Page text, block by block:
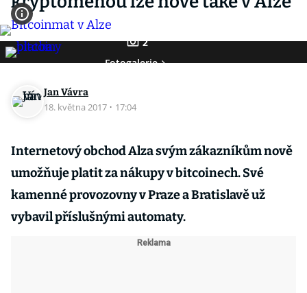
2
Fotogalerie
Jan Vávra
18. května 2017 · 17:04
Internetový obchod Alza svým zákazníkům nově
umožňuje platit za nákupy v bitcoinech. Své
kamenné provozovny v Praze a Bratislavě už
vybavil příslušnými automaty.